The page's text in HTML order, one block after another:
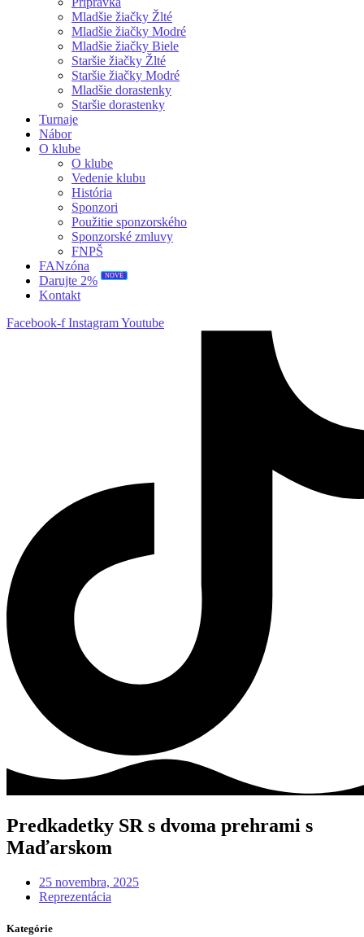
Mladšie žiačky Žlté
Mladšie žiačky Modré
Mladšie žiačky Biele
Staršie žiačky Žlté
Staršie žiačky Modré
Mladšie dorastenky
Staršie dorastenky
Turnaje
Nábor
O klube
O klube
Vedenie klubu
História
Sponzori
Použitie sponzorského
Sponzorské zmluvy
FNPŠ
FANzóna
Darujte 2%
NOVÉ
Kontakt
Facebook-f InstagramYoutube
Predkadetky SR s dvoma prehrami s
Maďarskom
25 novembra, 2025
Reprezentácia
Kategórie